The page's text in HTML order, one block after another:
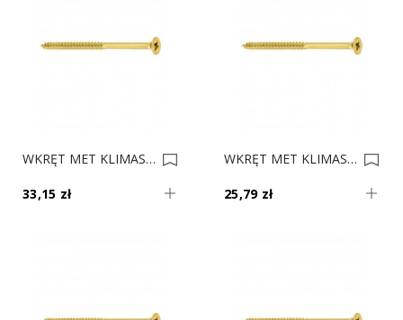
WKRĘT MET KLIMAS 6.0x50 Op. 200 0013903
33,15 zł
WKRĘT MET KLIMAS 6.0x40 Op. 200 0013902
25,79 zł